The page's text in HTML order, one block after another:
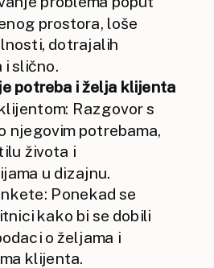
prostora, loše
dotrajalih
slično.
potreba i želja klijenta
Razgovor s
njegovim potrebama,
života i
u dizajnu.
Ponekad se
kako bi se dobili
o željama i
klijenta.